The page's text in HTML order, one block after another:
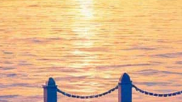
Лурье «Лев
,19.30